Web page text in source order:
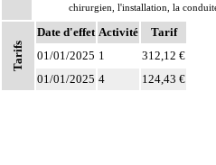
Notes 6
chirurgien, l'installation, la
ablation. Elle inclut les
- décision de l'indication et choix
- choix du niveau d'hypothermie
Tarifs
Date d'effet Activité
Tarif
01/01/2025 1
312,12 €
01/01/2025 4 124,43 €